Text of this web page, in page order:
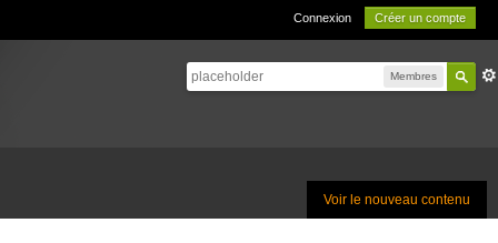
Connexion Créer un compte
Membres
Voir le nouveau contenu